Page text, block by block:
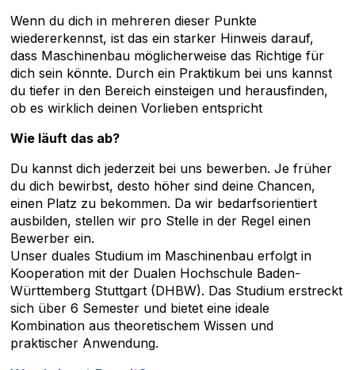
Wenn du dich in mehreren dieser Punkte
wiedererkennst, ist das ein starker Hinweis darauf,
dass Maschinenbau möglicherweise das Richtige für
dich sein könnte. Durch ein Praktikum bei uns kannst
du tiefer in den Bereich einsteigen und herausfinden,
ob es wirklich deinen Vorlieben entspricht
Wie läuft das ab?
Du kannst dich jederzeit bei uns bewerben. Je früher
du dich bewirbst, desto höher sind deine Chancen,
einen Platz zu bekommen. Da wir bedarfsorientiert
ausbilden, stellen wir pro Stelle in der Regel einen
Bewerber ein.
Unser duales Studium im Maschinenbau erfolgt in
Kooperation mit der Dualen Hochschule Baden-
Württemberg Stuttgart (DHBW). Das Studium erstreckt
sich über 6 Semester und bietet eine ideale
Kombination aus theoretischem Wissen und
praktischer Anwendung.